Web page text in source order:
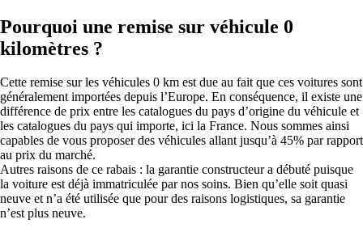
Pourquoi une remise sur véhicule 0
kilomètres ?
Cette remise sur les véhicules 0 km est due au fait que ces voitures sont
généralement importées depuis l’Europe. En conséquence, il existe une
différence de prix entre les catalogues du pays d’origine du véhicule et
les catalogues du pays qui importe, ici la France. Nous sommes ainsi
capables de vous proposer des véhicules allant jusqu’à 45% par rapport
au prix du marché.
Autres raisons de ce rabais : la garantie constructeur a débuté puisque
la voiture est déjà immatriculée par nos soins. Bien qu’elle soit quasi
neuve et n’a été utilisée que pour des raisons logistiques, sa garantie
n’est plus neuve.